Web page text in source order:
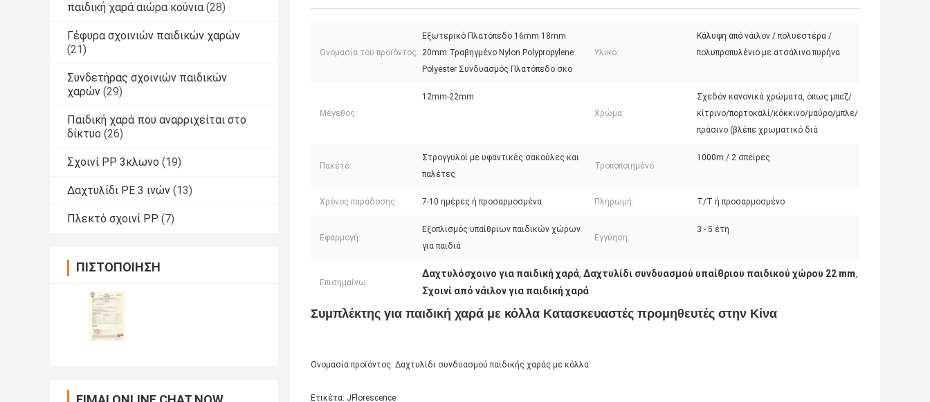
παιδική χαρά αιώρα κούνια (28)
Γέφυρα σχοινιών παιδικών χαρών
(21)
Συνδετήρας σχοινιών παιδικών
χαρών (29)
Παιδική χαρά που αναρριχείται στο
δίκτυο (26)
Σχοινί PP 3κλωνο (19)
Δαχτυλίδι PE 3 ινών (13)
Πλεκτό σχοινί PP (7)
ΠΙΣΤΟΠΟΊΗΣΗ
Ονομασία του προϊόντος:
Εξωτερικό Πλατόπεδο 16mm 18mm
20mm Τραβηγμένο Nylon Polypropylene
Polyester Συνδυασμός Πλατόπεδο σκο
Υλικό:
Κάλυψη από νάιλον / πολυεστέρα /
πολυπροπυλένιο με ατσάλινο πυρήνα
Μέγεθος:
12mm-22mm
Χρώμα:
Σχεδόν κανονικά χρώματα, όπως μπεζ/
κίτρινο/πορτοκαλί/κόκκινο/μαύρο/μπλε/
πράσινο (βλέπε χρωματικό διά
Πακέτο:
Στρογγυλοί με υφαντικές σακούλες και
παλέτες
Τροποποιημένο:
1000m / 2 σπείρες
Χρόνος παράδοσης: 7-10 ημέρες ή προσαρμοσμένα Πληρωμή: T/T ή προσαρμοσμένο
Εφαρμογή:
Εξοπλισμός υπαίθριων παιδικών χώρων
για παιδιά
Εγγύηση:
3 - 5 έτη
Επισημαίνω:
Δαχτυλόσχοινο για παιδική χαρά, Δαχτυλίδι συνδυασμού υπαίθριου παιδικού χώρου 22 mm,
Σχοινί από νάιλον για παιδική χαρά
Συμπλέκτης για παιδική χαρά με κόλλα Κατασκευαστές προμηθευτές στην Κίνα
Ονομασία προϊόντος: Δαχτυλίδι συνδυασμού παιδικής χαράς με κόλλα
Ετικέτα: JFlorescence